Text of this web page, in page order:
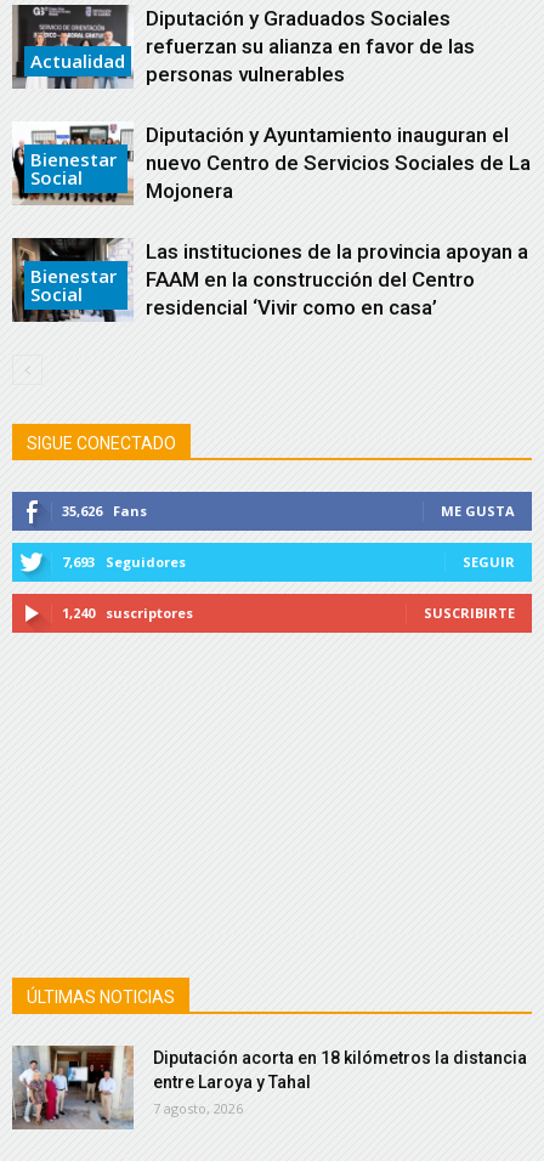
Actualidad
Diputación y Graduados Sociales
refuerzan su alianza en favor de las
personas vulnerables
Bienestar
Social
Diputación y Ayuntamiento inauguran el
nuevo Centro de Servicios Sociales de La
Mojonera
Bienestar
Social
Las instituciones de la provincia apoyan a
FAAM en la construcción del Centro
residencial ‘Vivir como en casa’
SIGUE CONECTADO
35,626 Fans ME GUSTA
7,693 Seguidores SEGUIR
1,240 suscriptores SUSCRIBIRTE
ÚLTIMAS NOTICIAS
Diputación acorta en 18 kilómetros la distancia
entre Laroya y Tahal
7 agosto, 2026